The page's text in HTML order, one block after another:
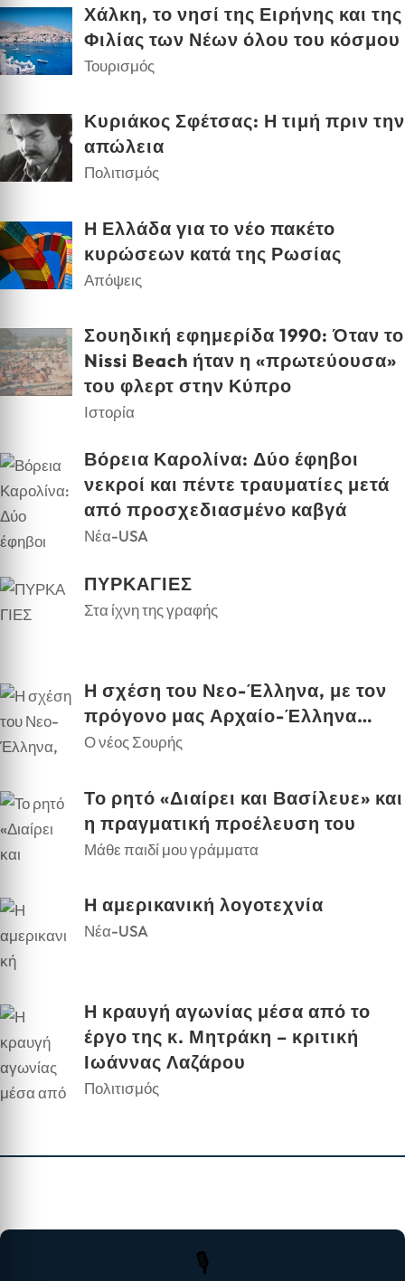
Χάλκη, το νησί της Ειρήνης και της
Φιλίας των Νέων όλου του κόσμου
Τουρισμός
Κυριάκος Σφέτσας: Η τιμή πριν την
απώλεια
Πολιτισμός
Η Ελλάδα για το νέο πακέτο
κυρώσεων κατά της Ρωσίας
Απόψεις
Σουηδική εφημερίδα 1990: Όταν το
Nissi Beach ήταν η «πρωτεύουσα»
του φλερτ στην Κύπρο
Ιστορία
Βόρεια Καρολίνα: Δύο έφηβοι
νεκροί και πέντε τραυματίες μετά
από προσχεδιασμένο καβγά
Νέα-USA
ΠΥΡΚΑΓΙΕΣ
Στα ίχνη της γραφής
Η σχέση του Νεο-Έλληνα, με τον
πρόγονο μας Αρχαίο-Έλληνα…
Ο νέος Σουρής
Το ρητό «Διαίρει και Βασίλευε» και
η πραγματική προέλευση του
Μάθε παιδί μου γράμματα
Η αμερικανική λογοτεχνία
Νέα-USA
Η κραυγή αγωνίας μέσα από το
έργο της κ. Μητράκη – κριτική
Ιωάννας Λαζάρου
Πολιτισμός
🎙